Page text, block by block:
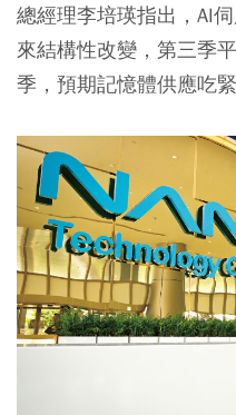
總經理李培瑛指出，AI
來結構性改變，第三季
季，預期記憶體供應吃